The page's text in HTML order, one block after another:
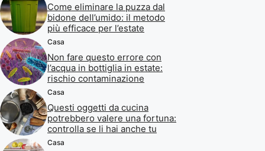
Come eliminare la puzza dal
bidone dell’umido: il metodo
più efficace per l’estate
Casa
Non fare questo errore con
l’acqua in bottiglia in estate:
rischio contaminazione
Casa
Questi oggetti da cucina
potrebbero valere una fortuna:
controlla se li hai anche tu
Casa